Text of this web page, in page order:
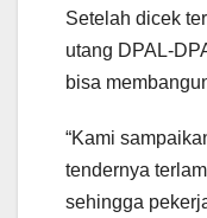
Setelah dicek
utang DPAL-
bisa
“Kami
tendernya
sehingga